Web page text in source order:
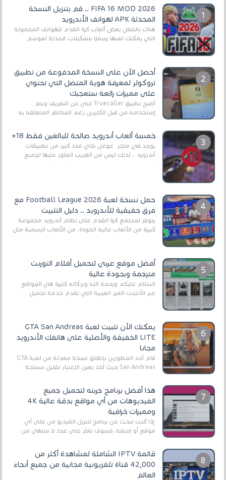
FIFA 16 MOD 2026 .. قم بتنزيل النسخة
المحدثة APK لهواتف الأندرويد
هناك بالفعل بعض ألعاب كرة القدم للهواتف المحمولة
التي يمكنك لعبها رسميًا بتشكيلات مُحدثة لموسم
أحصل الآن على النسخة المدفوعة من تطبيق
تروكولر لمعرفة هوية المتصل التي تحتوي
على مميزات رائعة ستعجبك
أصبح تطبيق Truecaller غني عن التعريف ويتم
إستخدامه من قبل الكثيرين رغم المخاطر المتعلقه به
خمسة ألعاب أندرويد صالحة للبالغين فقط 18+
يوجد في متجر غوغل بلاي عدد كبير من تطبيقات
أندرويد ، لذلك ليس من الغريب العثور عليها لجميع
حمل نسخة لعبة Football League 2026 مع
فرق حقيقية للأندرويد .. دليل التثبيت
يتوفر لمجتمع كرة القدم على نظام أندرويد مجموعة
كبيرة من الألعاب عالية الجودة. من الألعاب الرسمية مثل
أفضل موقع عربي لتحميل أفلام التورنت
مترجمة وبجودة عالية
السلام عليكم ورحمة الله وبركاته كثيرة هي المواقع
عبر الأنترنت الغير العربية التي تقدم خدمة تحميل
الأفلام على التورنت ، ومعظم هذه المواقع ل...
يمكنك الآن تثبيت لعبة GTA San Andreas
LITE الخفيفة والأصلية على هاتفك الأندرويد
مجانا
قام أحد المطورين بإطلاق نسخة معدلة من لعبة GTA
San Andreas حيث أخد بعين الإعتبار تقليل مساحة
هذا أفضل برنامج جربته لتحميل جميع
الفيديوهات من أي مواقع بدقة عالية 4K
ومميزات خرافية
إذا كنت تبحث عن برنامج لتنزيل الفيديو من على أي
موقع أو منصة، فسوف تعثر على عدد لا منتهي من
قائمة IPTV الشاملة لمشاهدة أكثر من
42,000 قناة تلفزيونية مجانية من جميع أنحاء
العالم